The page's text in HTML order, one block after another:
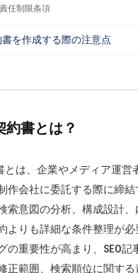
任制限条項
書を作成する際の注意点
約書とは？
とは、企業やメディア運
作会社に委託する際に締結
索意図の分析、構成設計
よりも詳細な条件整理が
の重要性が高まり、SEO
正範囲、検索順位に関す